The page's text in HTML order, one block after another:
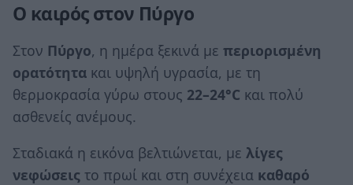
Ο καιρός στον Πύργο
Στον Πύργο, η ημέρα ξεκινά με περιορισμένη
ορατότητα και υψηλή υγρασία, με τη
θερμοκρασία γύρω στους 22–24°C και πολύ
ασθενείς ανέμους.
Σταδιακά η εικόνα βελτιώνεται, με λίγες
νεφώσεις το πρωί και στη συνέχεια καθαρό